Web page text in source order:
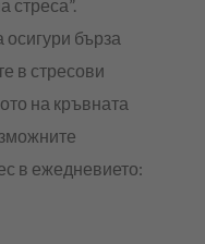
стреса”.
бърза
в стресови
на кръвната
в ежедневието: